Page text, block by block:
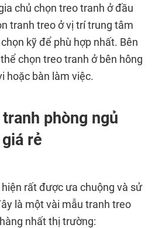
chủ chọn treo tranh ở đầu
tranh treo ở vị trí trung tâm
kỹ để phù hợp nhất. Bên
chọn treo tranh ở bên hông
hoặc bàn làm việc.
phòng ngủ
rẻ
rất được ưa chuộng và sử
là một vài mẫu tranh treo
nhất thị trường: